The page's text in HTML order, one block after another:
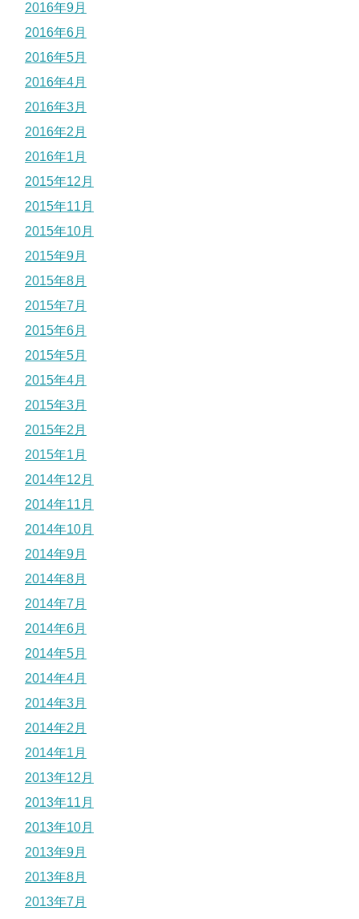
2016年9月
2016年6月
2016年5月
2016年4月
2016年3月
2016年2月
2016年1月
2015年12月
2015年11月
2015年10月
2015年9月
2015年8月
2015年7月
2015年6月
2015年5月
2015年4月
2015年3月
2015年2月
2015年1月
2014年12月
2014年11月
2014年10月
2014年9月
2014年8月
2014年7月
2014年6月
2014年5月
2014年4月
2014年3月
2014年2月
2014年1月
2013年12月
2013年11月
2013年10月
2013年9月
2013年8月
2013年7月